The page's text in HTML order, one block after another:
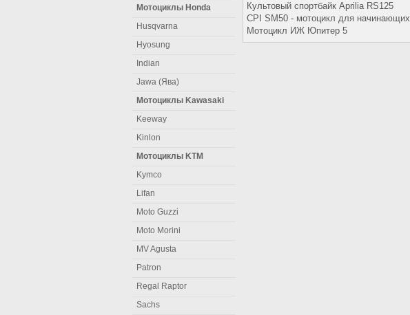
Культовый спортбайк Aprilia RS125
CPI SM50 - мотоцикл для начинающих
Мотоцикл ИЖ Юпитер 5
Мотоциклы Honda
Husqvarna
Hyosung
Indian
Jawa (Ява)
Мотоциклы Kawasaki
Keeway
Kinlon
Мотоциклы KTM
Kymco
Lifan
Moto Guzzi
Moto Morini
MV Agusta
Patron
Regal Raptor
Sachs